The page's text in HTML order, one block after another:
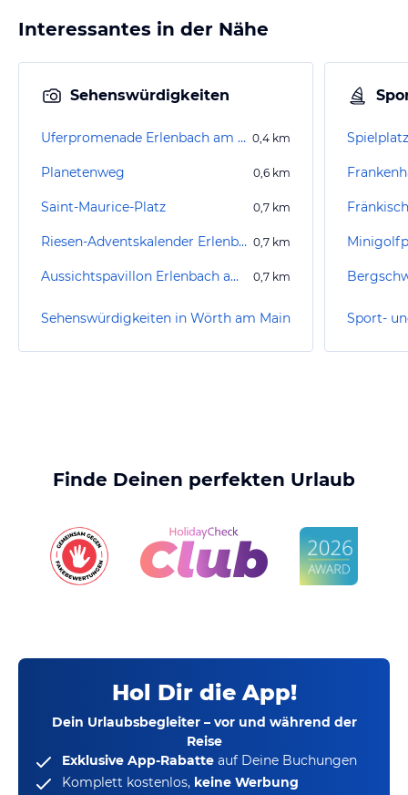
Interessantes in der Nähe
Sehenswürdigkeiten
Uferpromenade Erlenbach am Main 0,4 km
Planetenweg 0,6 km
Saint-Maurice-Platz 0,7 km
Riesen-Adventskalender Erlenbach am Main 0,7 km
Aussichtspavillon Erlenbach am Main 0,7 km
Sehenswürdigkeiten in Wörth am Main
Finde Deinen perfekten Urlaub
Hol Dir die App!
Dein Urlaubsbegleiter – vor und während der
Reise
Exklusive App-Rabatte auf Deine Buchungen
Komplett kostenlos, keine Werbung